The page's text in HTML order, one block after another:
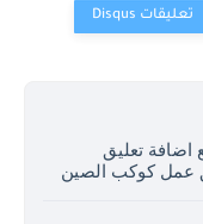
اضافة تعليق
عمل كوكب الصين